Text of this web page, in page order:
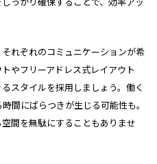
れぞれのコミュニケーションが希
やフリーアドレス式レイアウト
スタイルを採用しましょう。働く
間にばらつきが生じる可能性も。
間を無駄にすることもありませ